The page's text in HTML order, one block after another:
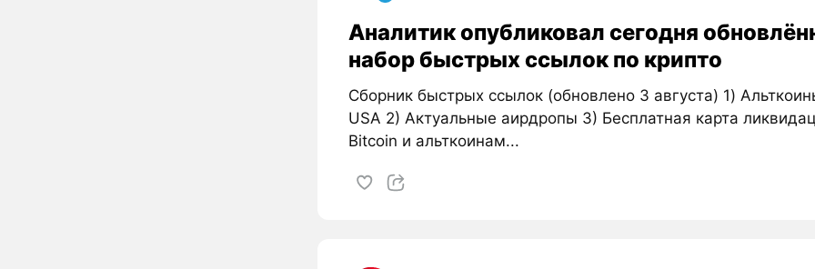
Аналитик опубликовал сегодня
набор быстрых ссылок по крипто
Сборник быстрых ссылок (обновлено 3 августа) 1)
USA 2) Актуальные аирдропы 3) Бесплатная карта
Bitcoin и альткоинам...